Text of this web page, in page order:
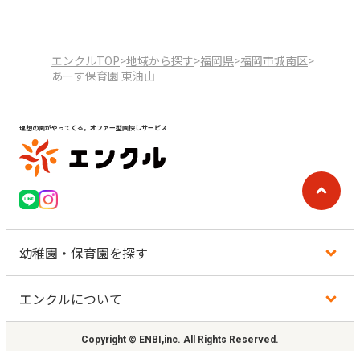
エンクルTOP>地域から探す>福岡県>福岡市城南区>
あーす保育園 東油山
理想の園がやってくる。オファー型園探しサービス
幼稚園・保育園を探す
エンクルについて
Copyright © ENBI,inc. All Rights Reserved.